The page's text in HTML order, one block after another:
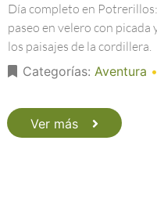
Día completo en
paseo en velero con
los paisajes de la cordillera.
Categorías: Aventura •
Ver más